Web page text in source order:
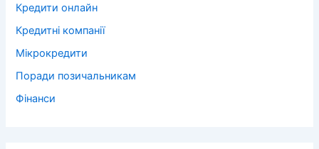
Кредити онлайн
Кредитні компанії
Мікрокредити
Поради позичальникам
Фінанси